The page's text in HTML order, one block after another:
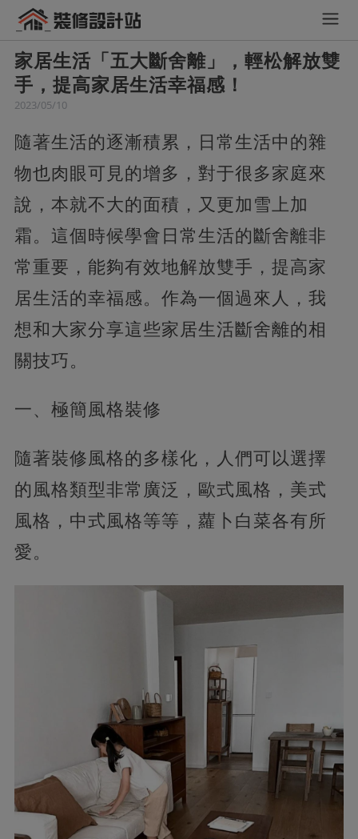
家居生活「五大斷舍離」，輕松解放雙
手，提高家居生活幸福感！
2023/05/10
隨著生活的逐漸積累，日常生活中的雜
物也肉眼可見的增多，對于很多家庭來
說，本就不大的面積，又更加雪上加
霜。這個時候學會日常生活的斷舍離非
常重要，能夠有效地解放雙手，提高家
居生活的幸福感。作為一個過來人，我
想和大家分享這些家居生活斷舍離的相
關技巧。
一、極簡風格裝修
隨著裝修風格的多樣化，人們可以選擇
的風格類型非常廣泛，歐式風格，美式
風格，中式風格等等，蘿卜白菜各有所
愛。